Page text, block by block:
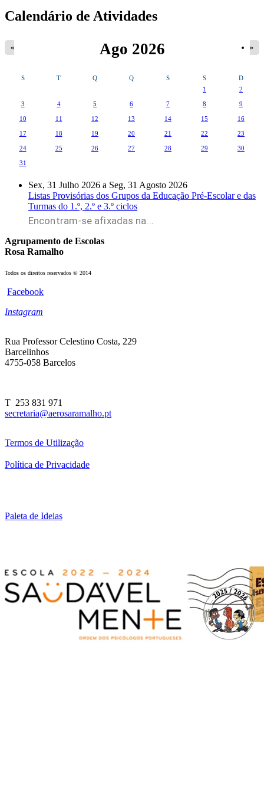
Calendário de Atividades
Ago 2026
« »
S T Q Q S S
D
1
2
3 4 5 6 7 8 9
10 11 12 13 14 15 16
17 18 19 20 21 22 23
24 25 26 27 28 29 30
31
Sex, 31 Julho 2026 a Seg, 31 Agosto 2026
Listas Provisórias dos Grupos da Educação Pré-Escolar e das
Turmas do 1.º, 2.º e 3.º ciclos
Encontram-se afixadas na...
Agrupamento de Escolas
Rosa Ramalho
Todos os direitos reservados © 2014
Facebook
Instagram
Rua Professor Celestino Costa, 229
Barcelinhos
4755-058 Barcelos
T 253 831 971
secretaria@aerosaramalho.pt
Termos de Utilização
Política de Privacidade
Paleta de Ideias